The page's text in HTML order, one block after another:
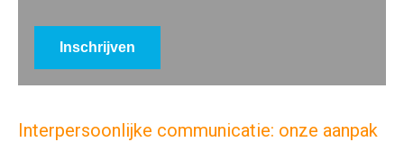
Inschrijven
Interpersoonlijke communicatie: onze aanpak